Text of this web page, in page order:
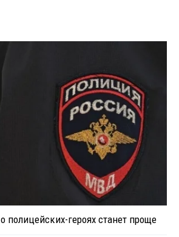
полицейских-героях станет проще